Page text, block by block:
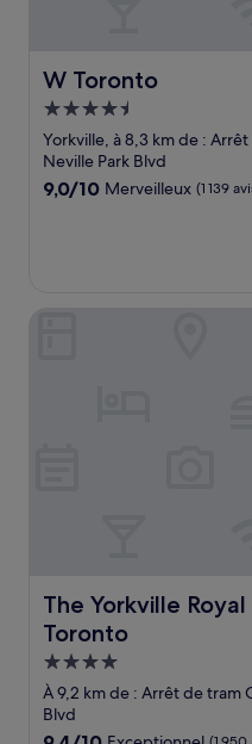
W Toronto
W Toronto
Hébergement
4.5 étoiles
Yorkville, à 8,3 km de :
Neville Park Blvd
9.0
9,0/10 Merveilleux (1 139
The Yorkville
Toronto
The Yorkville Royal
Hébergement
4.0 étoiles
À 9,2 km de : Arrêt de tram
Blvd
9.4